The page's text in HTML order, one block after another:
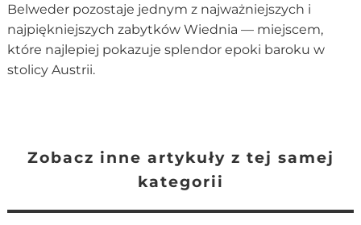
Belweder pozostaje jednym z najważniejszych i
najpiękniejszych zabytków Wiednia — miejscem,
które najlepiej pokazuje splendor epoki baroku w
stolicy Austrii.
Zobacz inne artykuły z tej samej
kategorii